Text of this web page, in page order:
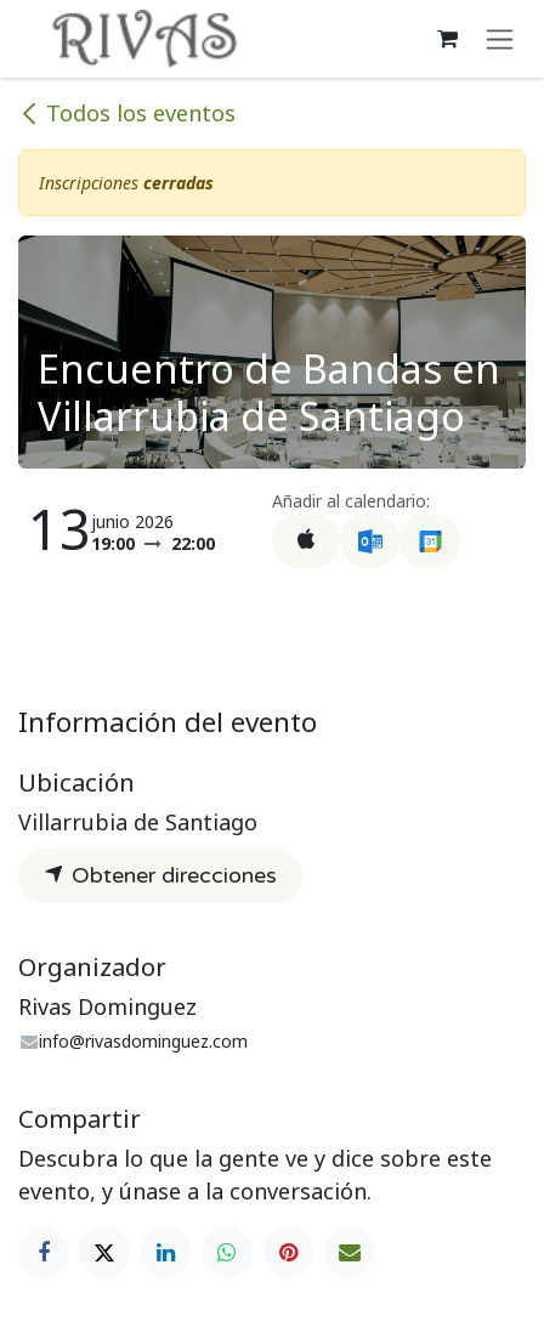
Ir al contenido
Todos los eventos
Inscripciones cerradas
Encuentro de Bandas en
Villarrubia de Santiago
13junio 2026
19:00
22:00
Añadir al calendario:
Información del evento
Ubicación
Villarrubia de Santiago
Obtener direcciones
Organizador
Rivas Dominguez
info@rivasdominguez.com
Compartir
Descubra lo que la gente ve y dice sobre este
evento, y únase a la conversación.